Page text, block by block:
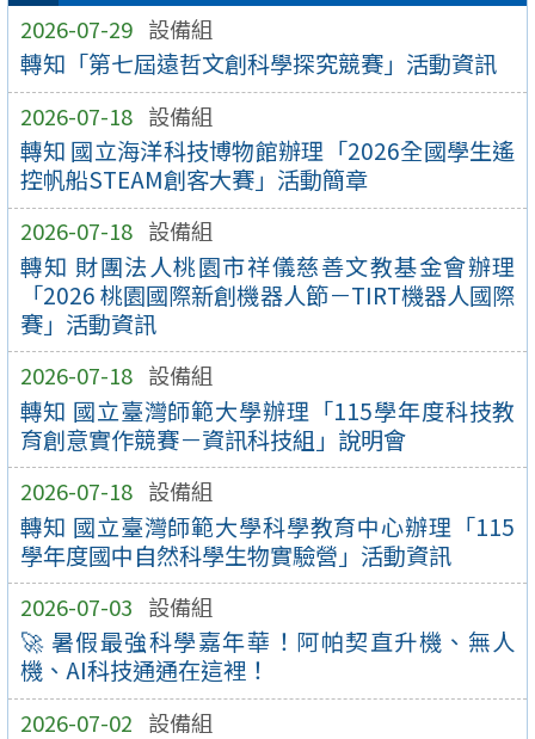
2026-07-29 設備組
轉知「第七屆遠哲文創科學探究競賽」活動資訊
2026-07-18 設備組
轉知 國立海洋科技博物館辦理「2026全國學生遙
控帆船STEAM創客大賽」活動簡章
2026-07-18 設備組
轉知 財團法人桃園市祥儀慈善文教基金會辦理
「2026 桃園國際新創機器人節－TIRT機器人國際
賽」活動資訊
2026-07-18 設備組
轉知 國立臺灣師範大學辦理「115學年度科技教
育創意實作競賽－資訊科技組」說明會
2026-07-18 設備組
轉知 國立臺灣師範大學科學教育中心辦理「115
學年度國中自然科學生物實驗營」活動資訊
2026-07-03 設備組
🚀 暑假最強科學嘉年華！阿帕契直升機、無人
機、AI科技通通在這裡！
2026-07-02 設備組